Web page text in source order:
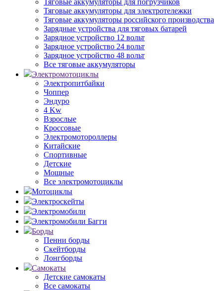
Тяговые аккумуляторы для погрузчиков
Тяговые аккумуляторы для электротележки
Тяговые аккумуляторы российского производства
Зарядные устройства для тяговых батарей
Зарядное устройство 12 вольт
Зарядное устройство 24 вольт
Зарядное устройство 48 вольт
Все тяговые аккумуляторы
Электромотоциклы
Электропитбайки
Чоппер
Эндуро
4 Kw
Взрослые
Кроссовые
Электромотороллеры
Китайские
Спортивные
Детские
Мощные
Все электромотоциклы
Мотоциклы
Электроскейты
Электромобили
Электромобили Багги
Борды
Пенни борды
Скейтборды
Лонгборды
Самокаты
Детские самокаты
Все самокаты